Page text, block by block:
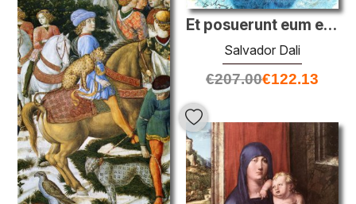
Et posuerunt eum en monumento (Marc 15:46)
Salvador Dali
€207.00€122.13